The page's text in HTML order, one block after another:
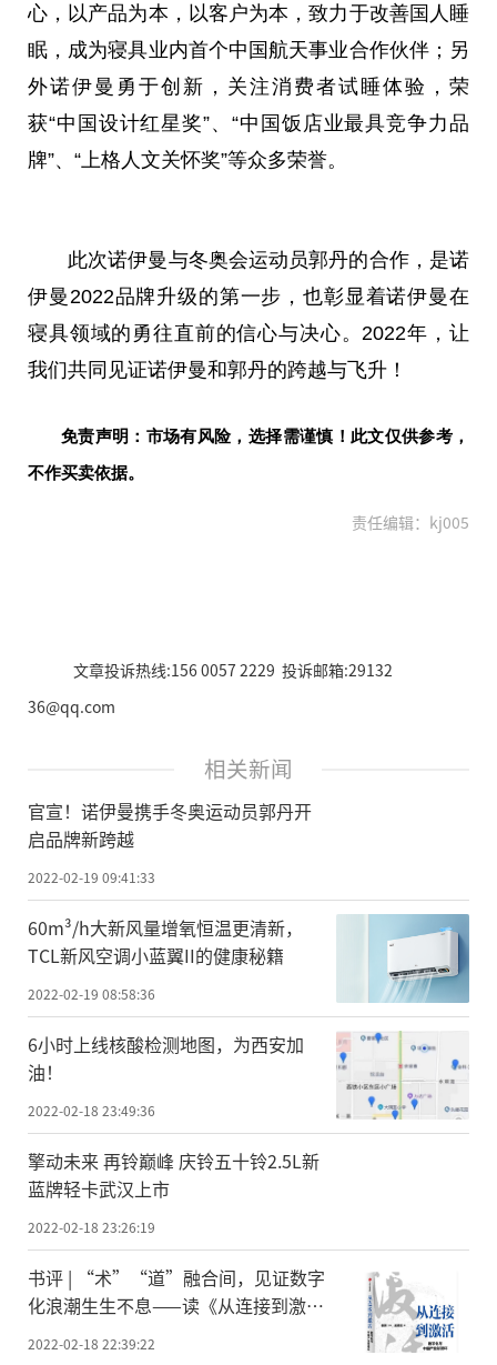
心 ，以产品为本，以客户为本，致力于改善国人睡
眠，成为寝具业内首个中国航天事业合作伙伴；另
外诺伊曼勇于创新，关注消费者试睡体验，荣
获“中国设计红星奖”、“中国饭店业最具竞争力品
牌”、“上格人文关怀奖”等众多荣誉。
此次诺伊曼与冬奥会运动员郭丹的合作，是诺
伊曼2022品牌升级的第一步，也彰显着诺伊曼在
寝具领域的勇往直前的信心与决心。2022年，让
我们共同见证诺伊曼和郭丹的跨越与飞升！
免责声明：市场有风险，选择需谨慎！此文仅供参考，
不作买卖依据。
责任编辑：kj005
文章投诉热线:156 0057 2229 投诉邮箱:29132
36@qq.com
相关新闻
官宣！诺伊曼携手冬奥运动员郭丹开
启品牌新跨越
2022-02-19 09:41:33
60m³/h大新风量增氧恒温更清新，
TCL新风空调小蓝翼II的健康秘籍
2022-02-19 08:58:36
6小时上线核酸检测地图，为西安加
油！
2022-02-18 23:49:36
擎动未来 再铃巅峰 庆铃五十铃2.5L新
蓝牌轻卡武汉上市
2022-02-18 23:26:19
书评 | “术”“道”融合间，见证数字
化浪潮生生不息——读《从连接到激
2022-02-18 22:39:22